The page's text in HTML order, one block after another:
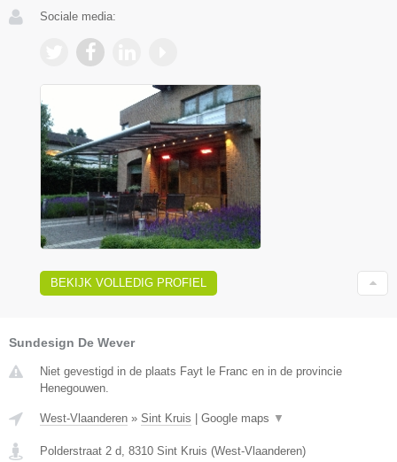
Sociale media:
BEKIJK VOLLEDIG PROFIEL
Sundesign De Wever
Niet gevestigd in de plaats Fayt le Franc en in de provincie
Henegouwen.
West-Vlaanderen » Sint Kruis Google maps ▼
Polderstraat 2 d, 8310 Sint Kruis (West-Vlaanderen)